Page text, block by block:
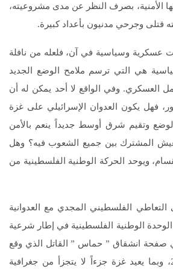
الأمنية،‏ بصرف النظر عن مدى مشروعيته‏،‏
قتلى وجرحي مدنيون بأعداد كبيرة‏.‏
عسكرية وسياسية في آن، فلعله من نافلة
هي التي ترسم ملامح الوضع الجديد
العسكري. وفي الواقع لا أحد يمكن له أن
فهل يكون العدوان الإسرائيلي على غزة
وتقيم شرق أوسط جديداً ينعم بالأمن
المشترك بين جميع الشعوب فيه؟ وهل
ويوحد الحركة الوطنية الفلسطينية من
التعاطي الفلسطيني المجدي مع العدوانية
الوحدة الوطنية الفلسطينية في إطار شرعية
صفحة انشقاق ” حماس ” القاتل الذي وقع
في يونيو/ حزيران 2007، وبما يعيد غزة جزءاً لا يتجزأ من جغرافية